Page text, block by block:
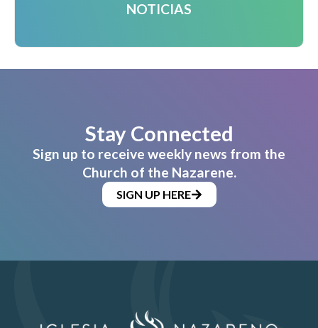
NOTICIAS
Stay Connected
Sign up to receive weekly news from the
Church of the Nazarene.
SIGN UP HERE